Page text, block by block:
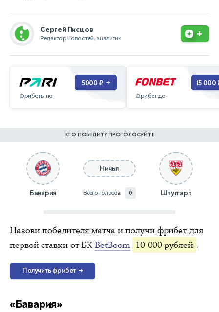
Сергей Писцов
Редактор новостей, аналитик +
Фрибеты по
5000 ₽ →
Фрибет до
15 000
КТО ПОБЕДИТ? ПРОГОЛОСУЙТЕ
Бавария
Ничья
Всего голосов: 0 Штутгарт
Назови победителя матча и получи фрибет для
первой ставки от БК BetBoom 10 000 рублей .
Получить фрибет →
«Бавария»